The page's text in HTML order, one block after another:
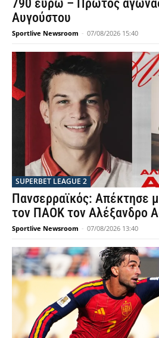
790 ευρώ – Πρώτος
Αυγούστου
Sportlive Newsroom - 07/08/2026 15:40
SUPERBET LEAGUE 2
Πανσερραϊκός: Απέκτησε
τον ΠΑΟΚ τον Αλέξανδρο
Sportlive Newsroom - 07/08/2026 13:40